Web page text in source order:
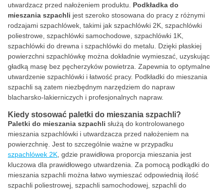
utwardzacz przed nałożeniem produktu. Podkładka do
mieszania szpachli jest szeroko stosowana do pracy z różnymi
rodzajami szpachlówek, takimi jak szpachlówki 2K, szpachlówki
poliestrowe, szpachlówki samochodowe, szpachlówki 1K,
szpachlówki do drewna i szpachlówki do metalu. Dzięki płaskiej
powierzchni szpachlówkę można dokładnie wymieszać, uzyskując
gładką masę bez pęcherzyków powietrza. Zapewnia to optymalne
utwardzenie szpachlówki i łatwość pracy. Podkładki do mieszania
szpachli są zatem niezbędnym narzędziem do napraw
blacharsko-lakierniczych i profesjonalnych napraw.
Kiedy stosować paletki do mieszania szpachli?
Paletki do mieszania szpachli służą do kontrolowanego
mieszania szpachlówki i utwardzacza przed nałożeniem na
powierzchnię. Jest to szczególnie ważne w przypadku
szpachlówek 2K , gdzie prawidłowa proporcja mieszania jest
kluczowa dla prawidłowego utwardzenia. Za pomocą podkądki do
mieszania szpachli można łatwo wymieszać odpowiednią ilość
szpachli poliestrowej, szpachli samochodowej, szpachli do